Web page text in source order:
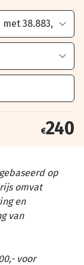
€240
op
omvat
en
van
voor